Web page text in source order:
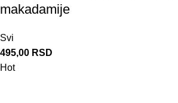
makadamije
Svi
495,00 RSD
Hot